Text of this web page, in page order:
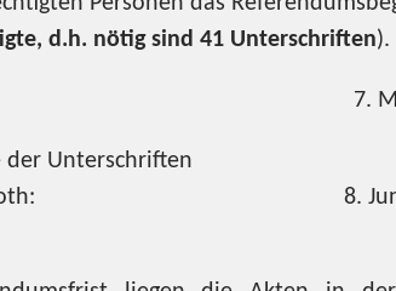
d.h. nötig sind 41 Unterschriften).
7. Mai
Unterschriften
Dürrenroth: 8. Juni